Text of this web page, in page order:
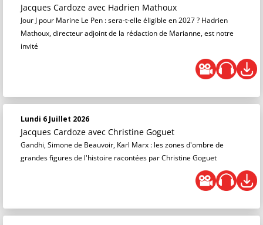
Jacques Cardoze avec Hadrien Mathoux
Jour J pour Marine Le Pen : sera-t-elle éligible en 2027 ? Hadrien
Mathoux, directeur adjoint de la rédaction de Marianne, est notre
invité
Lundi 6 Juillet 2026
Jacques Cardoze avec Christine Goguet
Gandhi, Simone de Beauvoir, Karl Marx : les zones d'ombre de
grandes figures de l'histoire racontées par Christine Goguet